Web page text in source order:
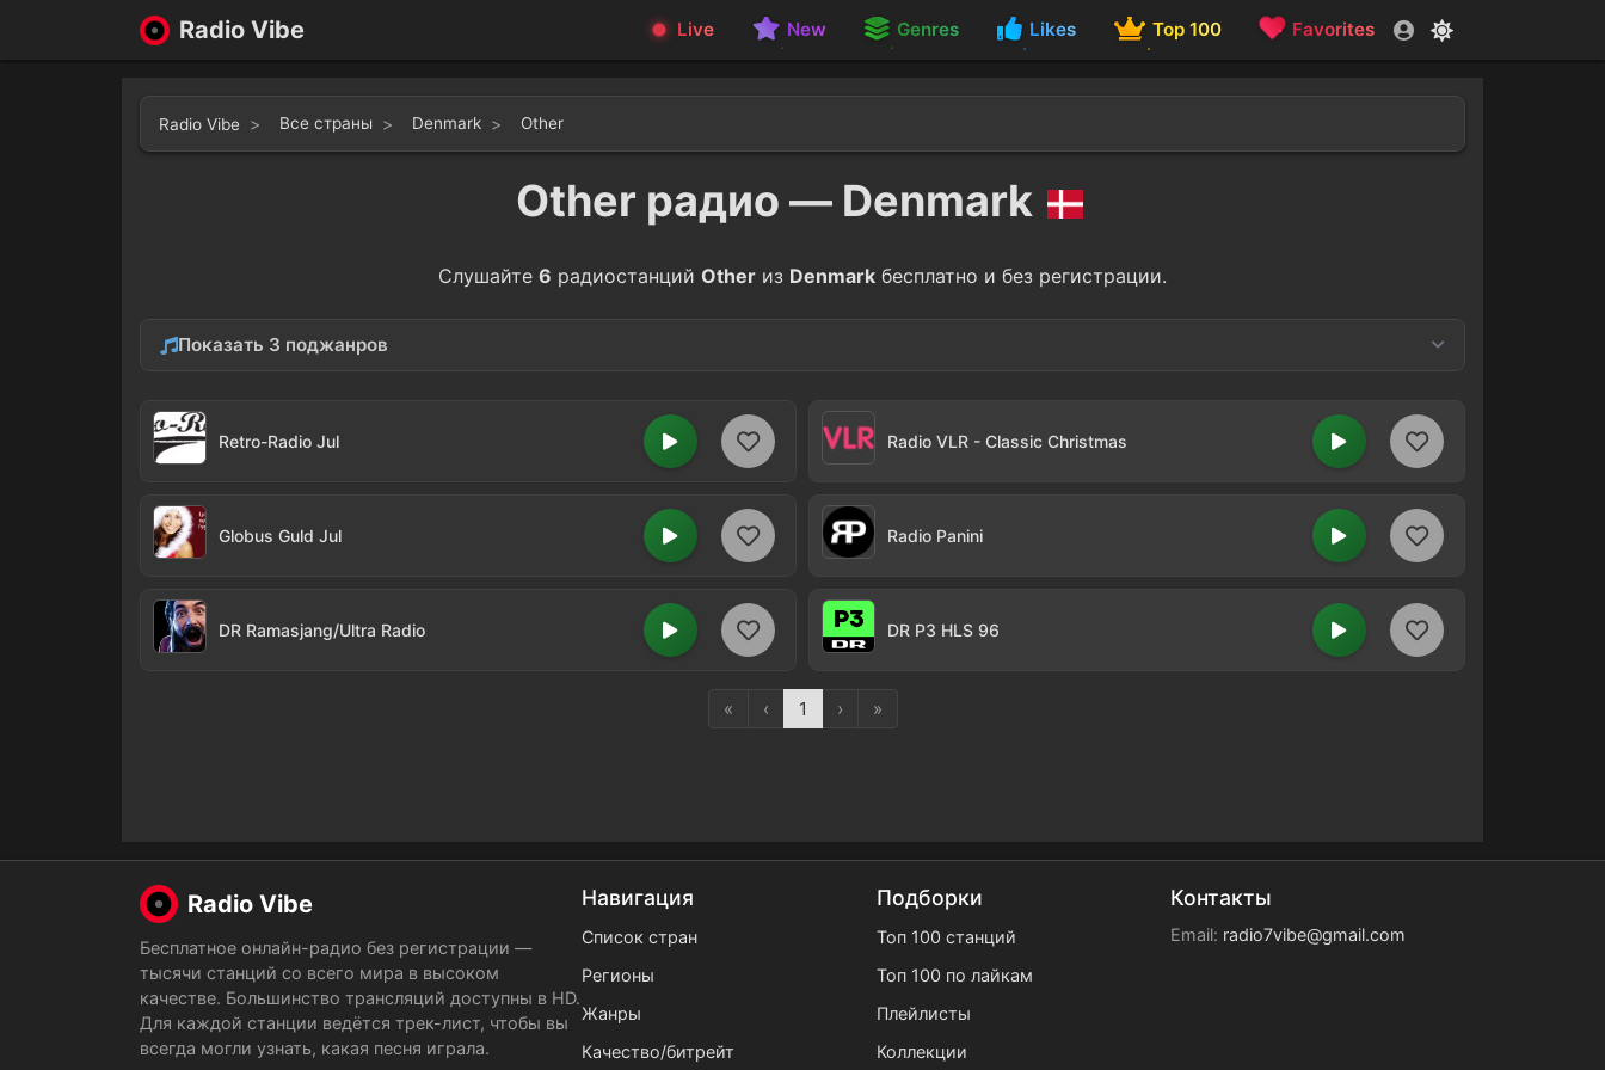
Radio Vibe Live New Genres Likes Top 100 Favorites
Radio Vibe Все страны Denmark Other
Other радио — Denmark
Слушайте 6 радиостанций Other из Denmark бесплатно и без регистрации.
Показать 3 поджанров
Christmas Variety
Retro-Radio Jul Radio VLR - Classic Christmas
Globus Guld Jul Radio Panini
DR Ramasjang/Ultra Radio DR P3 HLS 96
« ‹ 1 › »
Radio Vibe
Бесплатное онлайн-радио без регистрации —
тысячи станций со всего мира в высоком
качестве. Большинство трансляций доступны в HD.
Для каждой станции ведётся трек-лист, чтобы вы
всегда могли узнать, какая песня играла.
Навигация
Список стран
Регионы
Жанры
Качество/битрейт
Подборки
Топ 100 станций
Топ 100 по лайкам
Плейлисты
Коллекции
Контакты
Email: radio7vibe@gmail.com